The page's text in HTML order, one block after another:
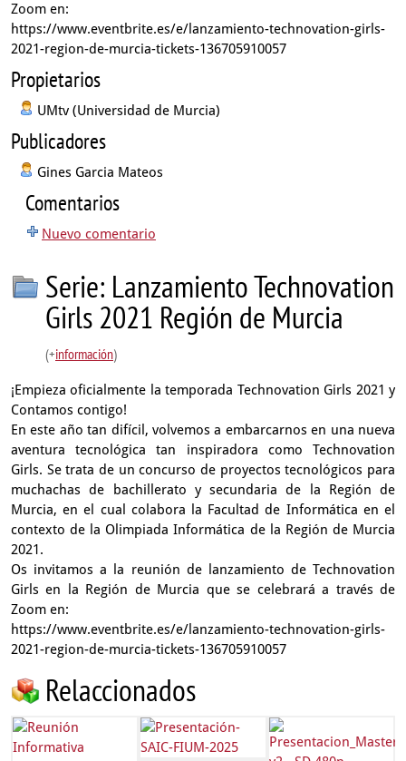
Zoom en:
https://www.eventbrite.es/e/lanzamiento-technovation-girls-
2021-region-de-murcia-tickets-136705910057
Propietarios
UMtv (Universidad de Murcia)
Publicadores
Gines Garcia Mateos
Comentarios
Nuevo comentario
Serie: Lanzamiento Technovation
Girls 2021 Región de Murcia
(+información)
¡Empieza oficialmente la temporada Technovation Girls 2021 y
Contamos contigo!
En este año tan difícil, volvemos a embarcarnos en una nueva
aventura tecnológica tan inspiradora como Technovation
Girls. Se trata de un concurso de proyectos tecnológicos para
muchachas de bachillerato y secundaria de la Región de
Murcia, en el cual colabora la Facultad de Informática en el
contexto de la Olimpiada Informática de la Región de Murcia
2021.
Os invitamos a la reunión de lanzamiento de Technovation
Girls en la Región de Murcia que se celebrará a través de
Zoom en:
https://www.eventbrite.es/e/lanzamiento-technovation-girls-
2021-region-de-murcia-tickets-136705910057
Relaccionados